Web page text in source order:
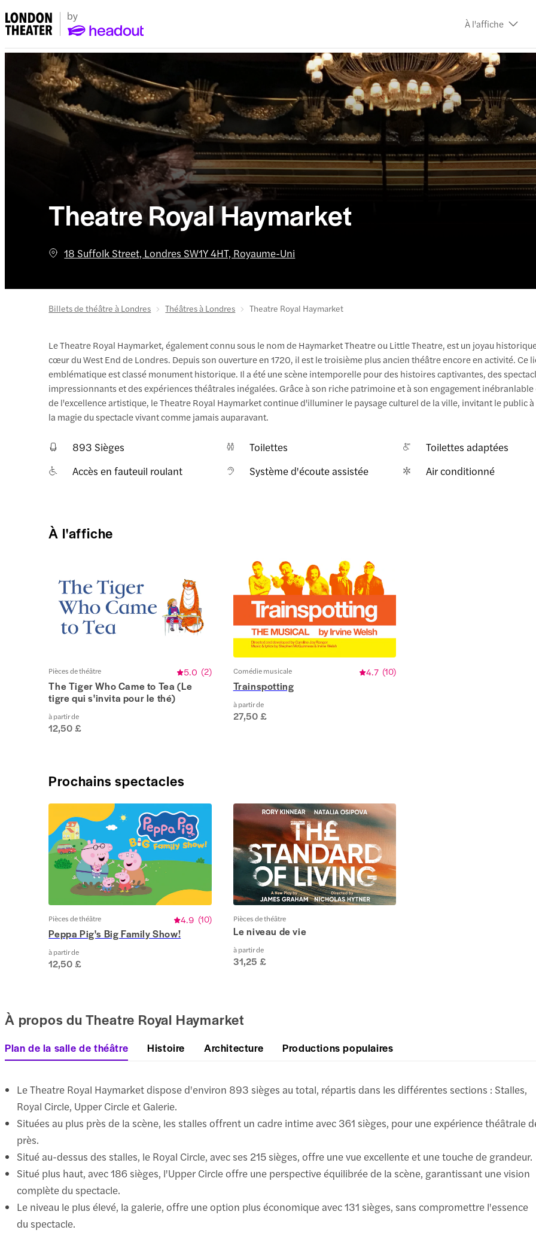
À l'affiche
Theatre Royal Haymarket
18 Suffolk Street, Londres SW1Y 4HT, Royaume-Uni
Billets de théâtre à Londres Théâtres à Londres Theatre Royal Haymarket
Le Theatre Royal Haymarket, également connu sous le nom de Haymarket Theatre ou Little Theatre, est un joyau
cœur du West End de Londres. Depuis son ouverture en 1720, il est le troisième plus ancien théâtre encore en activité. Ce
emblématique est classé monument historique. Il a été une scène intemporelle pour des histoires captivantes, des
impressionnants et des expériences théâtrales inégalées. Grâce à son riche patrimoine et à son engagement inébranlable
de l'excellence artistique, le Theatre Royal Haymarket continue d'illuminer le paysage culturel de la ville, invitant le public
la magie du spectacle vivant comme jamais auparavant.
893 Sièges Toilettes
Toilettes adaptées
Accès en fauteuil roulant
Système d'écoute assistée Air conditionné
À l'affiche
Pièces de théâtre 5.0 (2)
The Tiger Who Came to Tea (Le
tigre qui s'invita pour le thé)
à partir de
12,50 £
Comédie musicale 4.7 (10)
Trainspotting
à partir de
27,50 £
Prochains spectacles
Pièces de théâtre 4.9 (10)
Peppa Pig's Big Family Show!
à partir de
12,50 £
Pièces de théâtre
Le niveau de vie
à partir de
31,25 £
À propos du Theatre Royal Haymarket
Plan de la salle de théâtre Histoire Architecture Productions populaires
Le Theatre Royal Haymarket dispose d'environ 893 sièges au total, répartis dans les différentes sections : Stalles,
Royal Circle, Upper Circle et Galerie.
Situées au plus près de la scène, les stalles offrent un cadre intime avec 361 sièges, pour une expérience théâtrale
près.
Situé au-dessus des stalles, le Royal Circle, avec ses 215 sièges, offre une vue excellente et une touche de grandeur.
Situé plus haut, avec 186 sièges, l'Upper Circle offre une perspective équilibrée de la scène, garantissant une vision
complète du spectacle.
Le niveau le plus élevé, la galerie, offre une option plus économique avec 131 sièges, sans compromettre l'essence
du spectacle.